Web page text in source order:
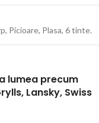
Picioare, Plasa, 6 tinte.
lumea precum
Lansky, Swiss